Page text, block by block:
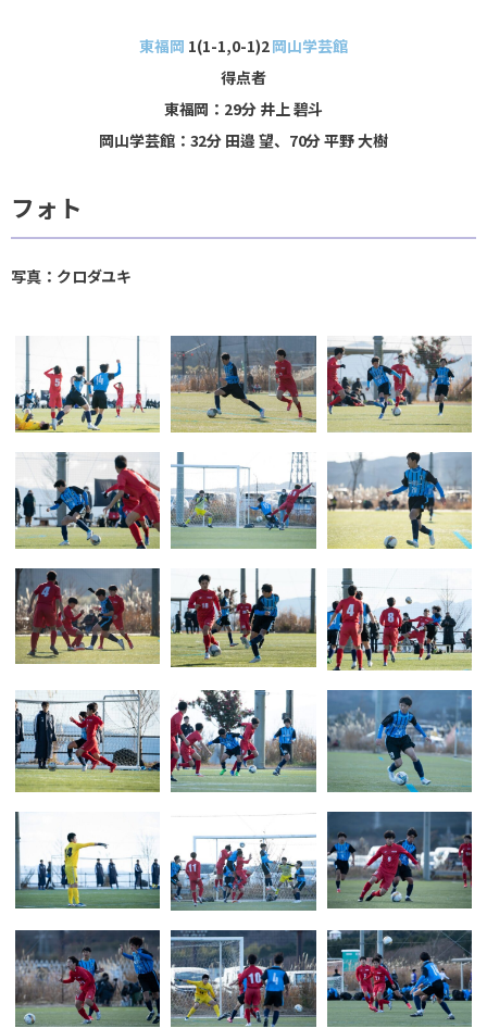
東福岡 1(1-1,0-1)2岡山学芸館
得点者
東福岡：29分 井上 碧斗
岡山学芸館：32分 田邉 望、70分 平野 大樹
フォト
写真：クロダユキ